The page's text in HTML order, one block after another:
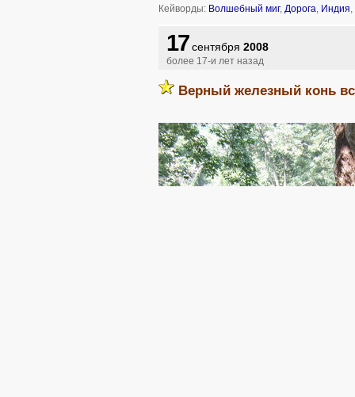
Кейворды: Волшебный миг, Дорога Индия
17 сентября 2008
более 17-и лет назад
Верный железный конь